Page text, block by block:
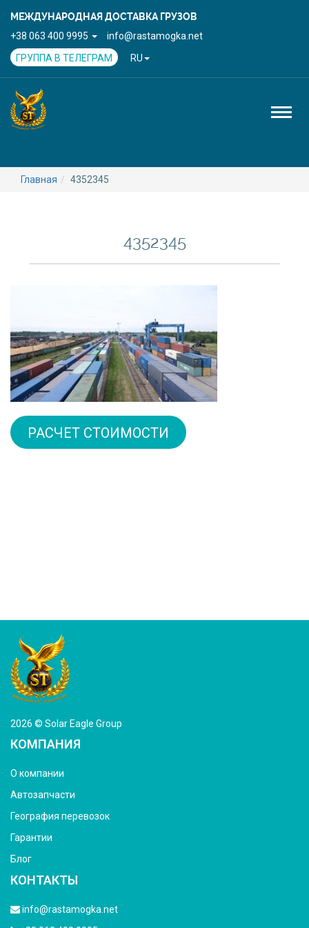
МЕЖДУНАРОДНАЯ ДОСТАВКА ГРУЗОВ
+38 063 400 9995
info@rastamogka.net
ГРУППА В ТЕЛЕГРАМ
RU
Главная 4352345
4352345
РАСЧЕТ СТОИМОСТИ
2026 © Solar Eagle Group
КОМПАНИЯ
О компании
Автозапчасти
География перевозок
Гарантии
Блог
КОНТАКТЫ
info@rastamogka.net